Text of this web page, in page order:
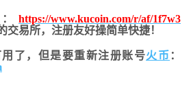
：https://www.kucoin.com/r/af/1f7w3
交易所，注册友好操简单快捷！
了，但是要重新注册账号火币 ：